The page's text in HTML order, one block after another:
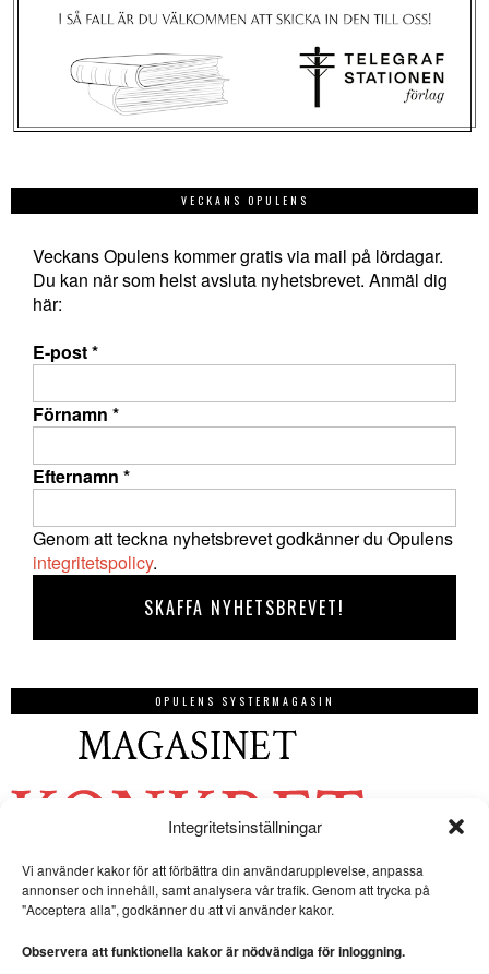
Integritetsinställningar
Vi använder kakor för att förbättra din användarupplevelse, anpassa
annonser och innehåll, samt analysera vår trafik. Genom att trycka på
"Acceptera alla", godkänner du att vi använder kakor.
Observera att funktionella kakor är nödvändiga för inloggning.
VECKANS OPULENS
Veckans Opulens kommer gratis via mail på lördagar.
Du kan när som helst avsluta nyhetsbrevet. Anmäl dig
här:
E-post*
Förnamn *
Efternamn *
Genom att teckna nyhetsbrevet godkänner du Opulens
integritetspolicy.
OPULENS SYSTERMAGASIN